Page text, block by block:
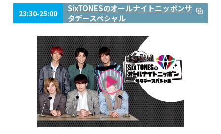
23:30-25:00
SixTONESのオールナイトニッポンサ
タデースペシャル